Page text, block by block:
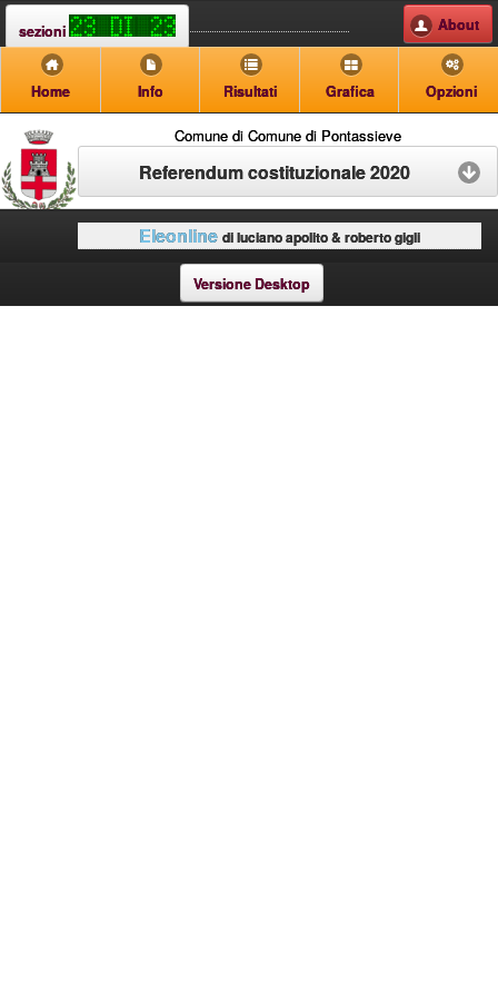
sezioni About
Home Info Risultati Grafica Opzioni
Comune di Comune di Pontassieve
Referendum costituzionale 2020
Eleonline di luciano apolito & roberto gigli
Versione Desktop